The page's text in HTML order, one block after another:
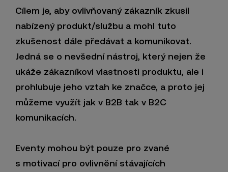
Cílem je, aby ovlivňovaný zákazník zkusil
nabízený produkt/službu a mohl tuto
zkušenost dále předávat a komunikovat.
Jedná se o nevšední nástroj, který nejen že
ukáže zákazníkovi vlastnosti produktu, ale i
prohlubuje jeho vztah ke značce, a proto jej
můžeme využít jak v B2B tak v B2C
komunikacích.
Eventy mohou být pouze pro zvané
s motivací pro ovlivnění stávajících